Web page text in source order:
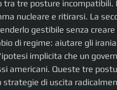
tra tre posture incompatibili.
nucleare e ritirarsi. La
gestibile senza
di regime: aiutare gli
implicita che un
americani. Queste tre
strategie di uscita